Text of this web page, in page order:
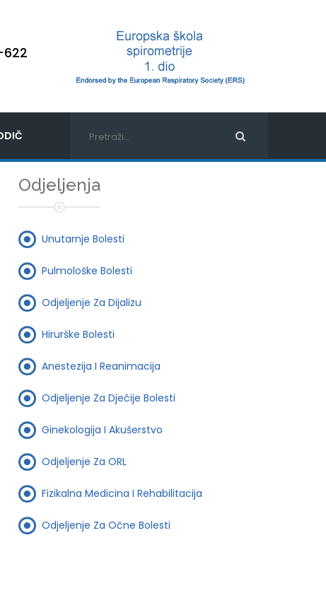
Odjeljenja
Unutarnje Bolesti
Pulmološke Bolesti
Odjeljenje Za Dijalizu
Hirurške Bolesti
Anestezija I Reanimacija
Odjeljenje Za Dječije Bolesti
Ginekologija I Akušerstvo
Odjeljenje Za ORL
Fizikalna Medicina I Rehabilitacija
Odjeljenje Za Očne Bolesti